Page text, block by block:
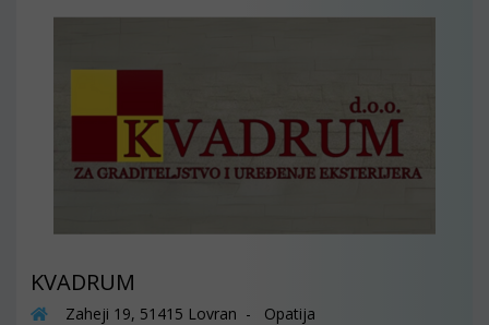
KVADRUM
Zaheji 19, 51415 Lovran - Opatija